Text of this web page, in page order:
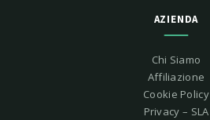
AZIENDA
Chi Siamo
Affiliazione
Cookie Policy
Privacy – SLA